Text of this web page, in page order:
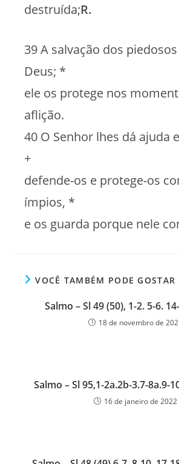
destruída;R.
39 A salvação dos
Deus; *
ele os protege nos
aflição.
40 O Senhor lhes dá ajuda
+
defende-os e protege-os
ímpios, *
e os guarda porque nele
VOCÊ TAMBÉM PODE GOSTAR
Salmo – Sl 49 (50), 1-2. 5-6.
18 de novembro de
Salmo – Sl 95,1-2a.2b-3.7-8a.9-
16 de janeiro de 2022